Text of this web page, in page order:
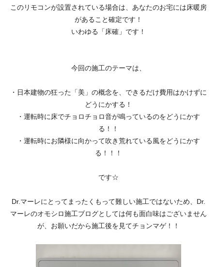
このリモコンが設置されている場合は、あなたのお宅には床暖房
があること確定です！
いわゆる「床確」です！
今回の施工のテーマは、
・日本建物の狂った「美」の概念を、できるだけ費用はかけずに
どうにかする！
・運転時に床でチョロチョロ音が鳴っているのをどうにかす
る！！
・運転時にお隣様に向かって吹き荒れている風をどうにかす
る！！！
です☆
Dr.マーレにとってまったくもって難しい施工ではないため、Dr.
マーレのオモシロ施工ブログとしては何も面白味はございません
が、お願いだから施工後を見てチョンマゲ！！